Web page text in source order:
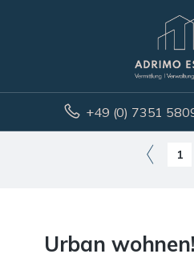
+49 (0) 7351
1
Urban